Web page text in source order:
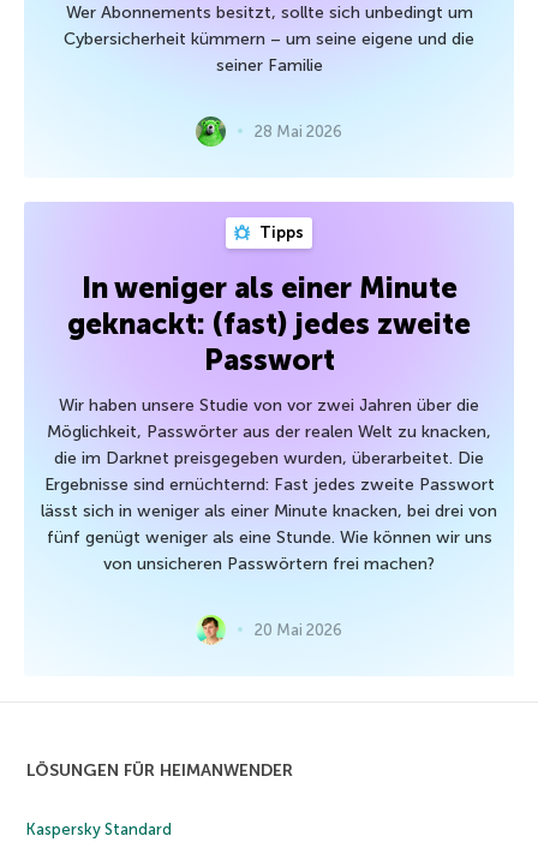
Wer Abonnements besitzt, sollte sich unbedingt um
Cybersicherheit kümmern – um seine eigene und die
seiner Familie
28 Mai 2026
Tipps
In weniger als einer Minute
geknackt: (fast) jedes zweite
Passwort
Wir haben unsere Studie von vor zwei Jahren über die
Möglichkeit, Passwörter aus der realen Welt zu knacken,
die im Darknet preisgegeben wurden, überarbeitet. Die
Ergebnisse sind ernüchternd: Fast jedes zweite Passwort
lässt sich in weniger als einer Minute knacken, bei drei von
fünf genügt weniger als eine Stunde. Wie können wir uns
von unsicheren Passwörtern frei machen?
20 Mai 2026
LÖSUNGEN FÜR HEIMANWENDER
Kaspersky Standard